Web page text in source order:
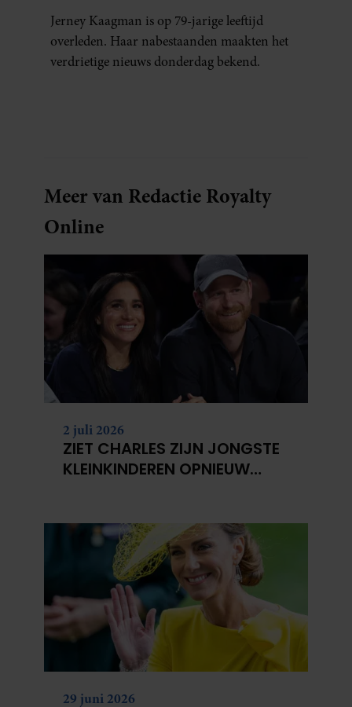
Jerney Kaagman is op 79-jarige leeftijd
overleden. Haar nabestaanden maakten het
verdrietige nieuws donderdag bekend.
Meer van Redactie Royalty
Online
2 juli 2026
ZIET CHARLES ZIJN JONGSTE
KLEINKINDEREN OPNIEUW
29 juni 2026